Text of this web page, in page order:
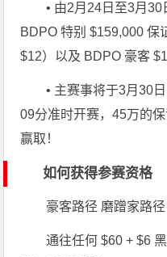
• 由2月24日至3月
BDPO 特别 $159,000 保
$12）以及 BDPO 豪客
• 主赛事将于3月30
09分准时开赛，45万的
赢取！
如何获得参赛资格
豪客路径 磨蹭家路径
通往任何 $60 + $6